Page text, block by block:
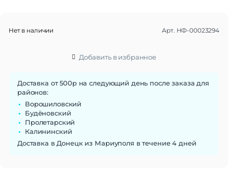
Нет в наличии Арт. НФ-00023294
Добавить в избранное
Доставка от 500р на следующий день после заказа для
районов:
Ворошиловский
Будёновский
Пролетарский
Калининский
Доставка в Донецк из Мариуполя в течение 4 дней